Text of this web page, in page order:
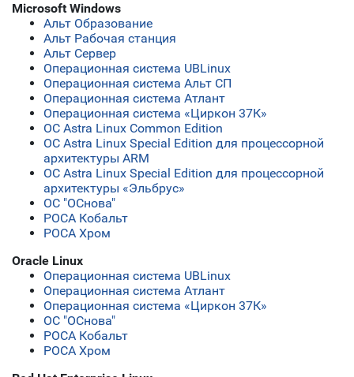
Microsoft Windows
Альт Образование
Альт Рабочая станция
Альт Сервер
Операционная система UBLinux
Операционная система Альт СП
Операционная система Атлант
Операционная система «Циркон 37К»
ОС Astra Linux Common Edition
ОС Astra Linux Special Edition для процессорной
архитектуры ARM
ОС Astra Linux Special Edition для процессорной
архитектуры «Эльбрус»
ОС "ОСнова"
РОСА Кобальт
РОСА Хром
Oracle Linux
Операционная система UBLinux
Операционная система Атлант
Операционная система «Циркон 37К»
ОС "ОСнова"
РОСА Кобальт
РОСА Хром